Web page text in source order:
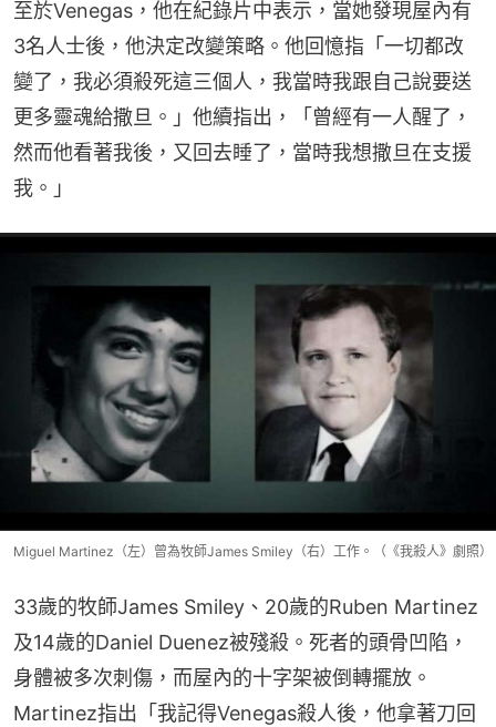
至於Venegas，他在紀錄片中表示，當她發現屋內有
3名人士後，他決定改變策略。他回憶指「一切都改
變了，我必須殺死這三個人，我當時我跟自己說要送
更多靈魂給撒旦。」他續指出，「曾經有一人醒了，
然而他看著我後，又回去睡了，當時我想撒旦在支援
我。」
Miguel Martinez（左）曾為牧師James Smiley（右）工作。（《我殺人》劇照）
33歲的牧師James Smiley、20歲的Ruben Martinez
及14歲的Daniel Duenez被殘殺。死者的頭骨凹陷，
身體被多次刺傷，而屋內的十字架被倒轉擺放。
Martinez指出「我記得Venegas殺人後，他拿著刀回